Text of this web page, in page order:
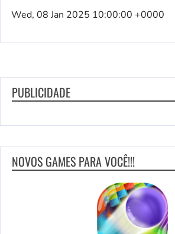
Wed, 08 Jan 2025 10:00:00 +0000
PUBLICIDADE
NOVOS GAMES PARA VOCÊ!!!